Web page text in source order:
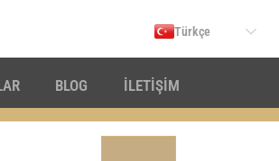
Türkçe
BLOG İLETİŞİM